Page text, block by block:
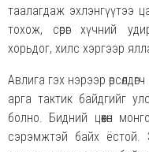
таалагдаж эхлэнгүүтээ
тохож, сөрөг хүчний
хорьдог, хилс хэргээр
Авлига гэх нэрээр
арга тактик байдгийг
болно. Бидний цөөхөн
сэрэмжтэй байх ёстой.